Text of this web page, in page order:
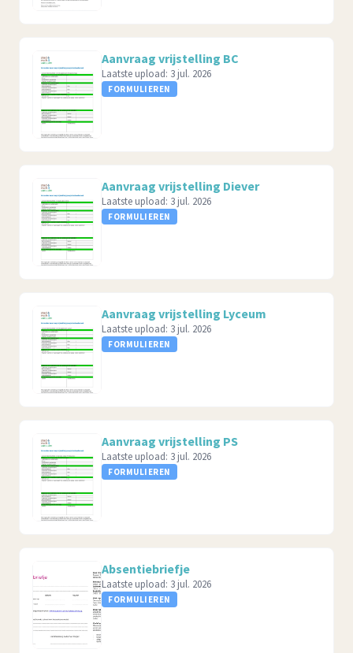
Aanvraag vrijstelling BC
Laatste upload: 3 jul. 2026
FORMULIEREN
Aanvraag vrijstelling Diever
Laatste upload: 3 jul. 2026
FORMULIEREN
Aanvraag vrijstelling Lyceum
Laatste upload: 3 jul. 2026
FORMULIEREN
Aanvraag vrijstelling PS
Laatste upload: 3 jul. 2026
FORMULIEREN
Absentiebriefje
Laatste upload: 3 jul. 2026
FORMULIEREN